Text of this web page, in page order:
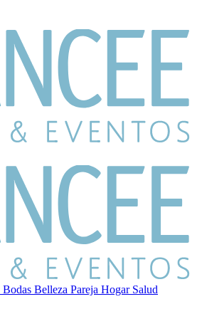
Bodas Belleza Pareja Hogar Salud